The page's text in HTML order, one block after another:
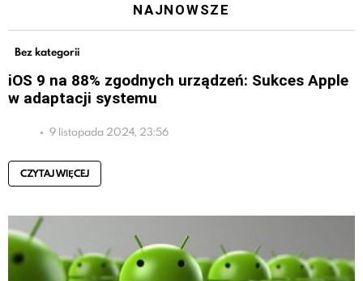
NAJNOWSZE
Bez kategorii
iOS 9 na 88% zgodnych urządzeń: Sukces Apple
w adaptacji systemu
9 listopada 2024, 23:56
CZYTAJ WIĘCEJ